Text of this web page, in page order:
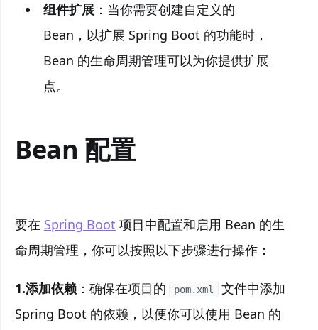
组件扩展：当你需要创建自定义的
Bean，以扩展 Spring Boot 的功能时，
Bean 的生命周期管理可以为你提供扩展
点。
Bean 配置
要在 Spring Boot 项目中配置和启用 Bean 的生
命周期管理，你可以按照以下步骤进行操作：
1.添加依赖 ：确保在项目的 pom.xml
文件中添加
Spring Boot 的依赖，以便你可以使用 Bean 的